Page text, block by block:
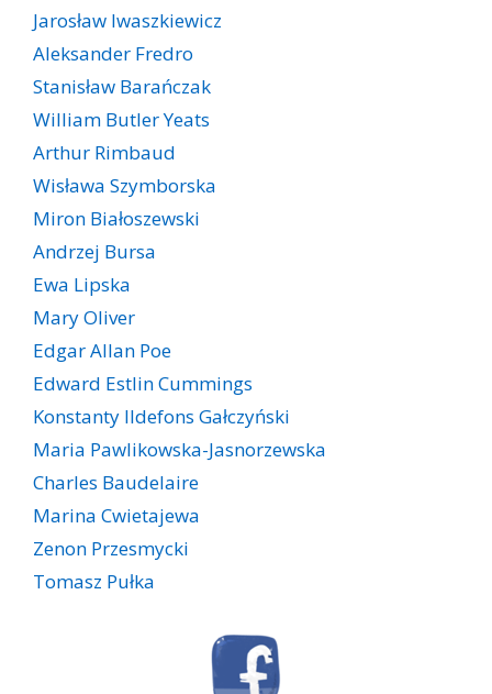
Jarosław Iwaszkiewicz
Aleksander Fredro
Stanisław Barańczak
William Butler Yeats
Arthur Rimbaud
Wisława Szymborska
Miron Białoszewski
Andrzej Bursa
Ewa Lipska
Mary Oliver
Edgar Allan Poe
Edward Estlin Cummings
Konstanty Ildefons Gałczyński
Maria Pawlikowska-Jasnorzewska
Charles Baudelaire
Marina Cwietajewa
Zenon Przesmycki
Tomasz Pułka